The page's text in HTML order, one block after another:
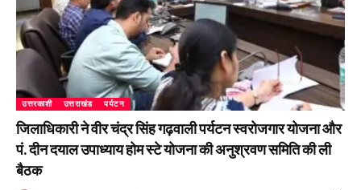
उत्तरकाशी उत्तराखंड पर्यटन
जिलाधिकारी ने वीर चंद्र सिंह गढ़वाली पर्यटन स्वरोजगार योजना और
पं. दीन दयाल उपाध्याय होम स्टे योजना की अनुश्रवण समिति की ली
बैठक